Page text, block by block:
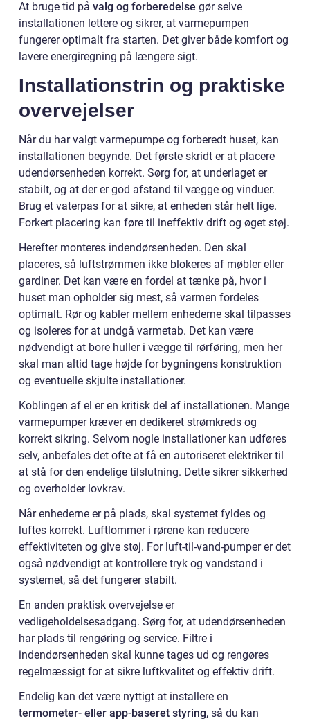
At bruge tid på valg og forberedelse gør selve
installationen lettere og sikrer, at varmepumpen
fungerer optimalt fra starten. Det giver både komfort og
lavere energiregning på længere sigt.
Installationstrin og praktiske
overvejelser
Når du har valgt varmepumpe og forberedt huset, kan
installationen begynde. Det første skridt er at placere
udendørsenheden korrekt. Sørg for, at underlaget er
stabilt, og at der er god afstand til vægge og vinduer.
Brug et vaterpas for at sikre, at enheden står helt lige.
Forkert placering kan føre til ineffektiv drift og øget støj.
Herefter monteres indendørsenheden. Den skal
placeres, så luftstrømmen ikke blokeres af møbler eller
gardiner. Det kan være en fordel at tænke på, hvor i
huset man opholder sig mest, så varmen fordeles
optimalt. Rør og kabler mellem enhederne skal tilpasses
og isoleres for at undgå varmetab. Det kan være
nødvendigt at bore huller i vægge til rørføring, men her
skal man altid tage højde for bygningens konstruktion
og eventuelle skjulte installationer.
Koblingen af el er en kritisk del af installationen. Mange
varmepumper kræver en dedikeret strømkreds og
korrekt sikring. Selvom nogle installationer kan udføres
selv, anbefales det ofte at få en autoriseret elektriker til
at stå for den endelige tilslutning. Dette sikrer sikkerhed
og overholder lovkrav.
Når enhederne er på plads, skal systemet fyldes og
luftes korrekt. Luftlommer i rørene kan reducere
effektiviteten og give støj. For luft-til-vand-pumper er det
også nødvendigt at kontrollere tryk og vandstand i
systemet, så det fungerer stabilt.
En anden praktisk overvejelse er
vedligeholdelsesadgang. Sørg for, at udendørsenheden
har plads til rengøring og service. Filtre i
indendørsenheden skal kunne tages ud og rengøres
regelmæssigt for at sikre luftkvalitet og effektiv drift.
Endelig kan det være nyttigt at installere en
termometer- eller app-baseret styring, så du kan